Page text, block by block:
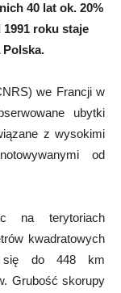
40 lat ok. 20%
roku staje
we Francji w
ubytki
z wysokimi
od
na terytoriach
kwadratowych
się do 448 km
Grubość skorupy